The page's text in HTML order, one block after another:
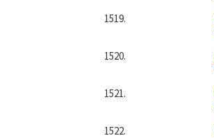
1519.
1520.
1521.
1522.